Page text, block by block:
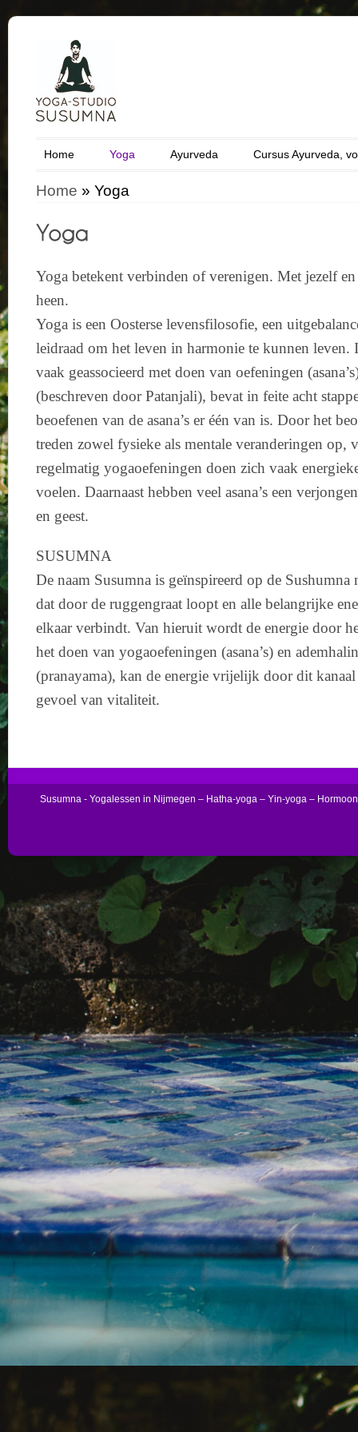
Home Yoga Ayurveda Cursus Ayurveda,
Home » Yoga
Yoga betekent verbinden of verenigen. Met jezelf
heen.
Yoga is een Oosterse levensfilosofie, een
leidraad om het leven in harmonie te kunnen leven.
vaak geassocieerd met doen van oefeningen
(beschreven door Patanjali), bevat in feite acht
beoefenen van de asana’s er één van is. Door het
treden zowel fysieke als mentale veranderingen op,
regelmatig yogaoefeningen doen zich vaak
voelen. Daarnaast hebben veel asana’s een
en geest.
SUSUMNA
De naam Susumna is geïnspireerd op de Sushumna
dat door de ruggengraat loopt en alle belangrijke
elkaar verbindt. Van hieruit wordt de energie door
het doen van yogaoefeningen (asana’s) en
(pranayama), kan de energie vrijelijk door dit kanaal
gevoel van vitaliteit.
Susumna - Yogalessen in Nijmegen – Hatha-yoga – Yin-yoga –